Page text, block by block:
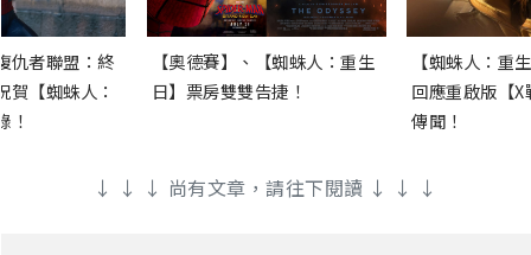
仇者聯盟：終
賀【蜘蛛人：
！
【奧德賽】、【蜘蛛人：重生
日】票房雙雙告捷！
【蜘蛛人：重
回應重啟版【
傳聞！
↓ ↓ ↓ 尚有文章，請往下閱讀 ↓ ↓ ↓